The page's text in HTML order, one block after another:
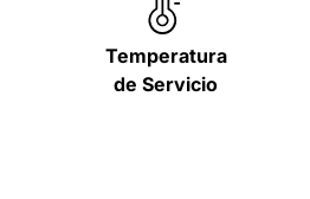
Temperatura
de Servicio